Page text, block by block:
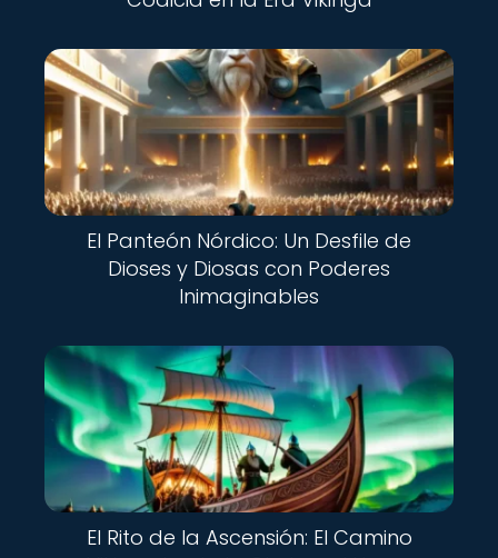
El Panteón Nórdico: Un Desfile de
Dioses y Diosas con Poderes
Inimaginables
El Rito de la Ascensión: El Camino